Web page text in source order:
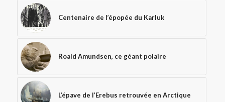
Centenaire de l’épopée du Karluk
Roald Amundsen, ce géant polaire
L’épave de l’Erebus retrouvée en Arctique